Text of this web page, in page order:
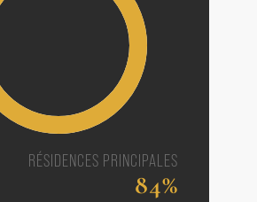
RÉSIDENCES PRINCIPALES
84%